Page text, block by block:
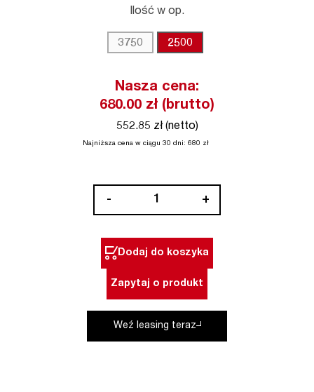
Ilość w op.
3750 2500
Nasza cena:
680.00 zł (brutto)
552.85 zł (netto)
Najniższa cena w ciągu 30 dni: 680 zł
-
PASLODE
+
Dodaj do koszyka
Zapytaj o produkt
Weź leasing teraz